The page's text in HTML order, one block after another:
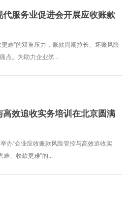
服务业促进会开展应收账款
难”的双重压力，账款周期拉长、坏账风险
点。为助力企业筑...
效追收实务培训在北京圆满
办“企业应收账款风险管控与高效追收实
难、收款更难”的...